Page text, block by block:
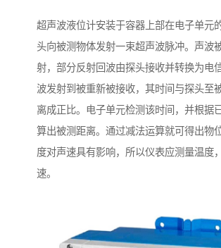
超声波液位计安装于容器上部在电子单元
头向被测物体发射一束超声波脉冲。声波
射，部分反射回波由探头接收并转换为电
波发射到被重新被接收，其时间与探头至
离成正比。电子单元检测该时间，并根据
算出被测距离。通过减法运算就可得出物
度对声速具有影响，所以仪表应测量温度
速。